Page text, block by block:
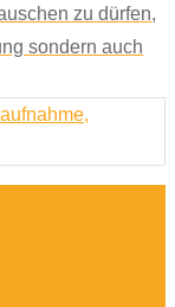
zu dürfen,
sondern auch